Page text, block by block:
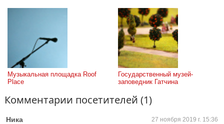
Музыкальная площадка Roof
Place
Государственный музей-
заповедник Гатчина
Комментарии посетителей (1)
Ника 27 ноября 2019 г. 15:36